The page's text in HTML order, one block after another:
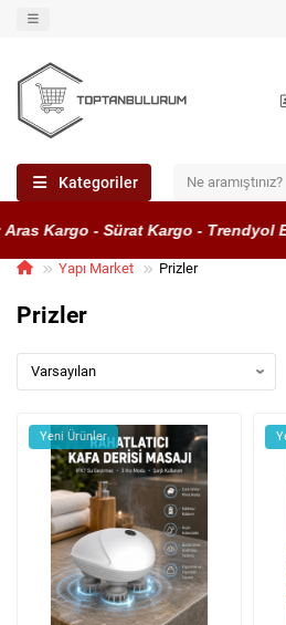
Kategoriler
Kargo - Sürat Kargo - Trendyol
Yapı Market Prizler
Prizler
Yeni Ürünler